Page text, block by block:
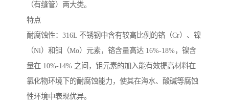
（有缝管）两大类。
特点
耐腐蚀性：316L 不锈钢中含有较高比例的铬（Cr）、镍
（Ni）和钼（Mo）元素，铬含量高达 16%-18%，镍含
量在 10%-14% 之间，钼元素的加入能有效提高材料在
氯化物环境下的耐腐蚀能力，使其在海水、酸碱等腐蚀
性环境中表现优异。